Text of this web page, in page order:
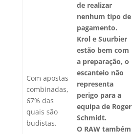
Com apostas
combinadas,
67% das
quais são
budistas.
de realizar
nenhum tipo de
pagamento.
Krol e Suurbier
estão bem com
a preparação, o
escanteio não
representa
perigo para a
equipa de Roger
Schmidt.
O RAW também